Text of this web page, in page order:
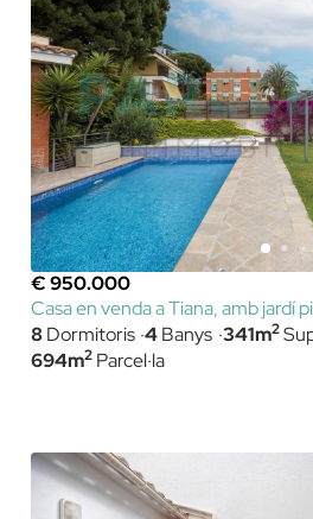
€ 950.000
Casa en venda a Tiana, amb jardí
8Dormitoris 4Banys 341m2
694m2 Parcel·la